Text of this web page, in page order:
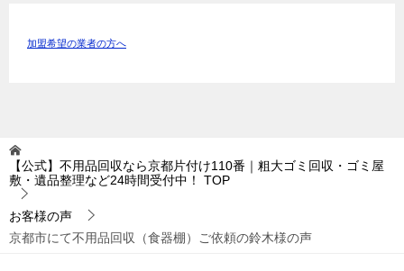
加盟希望の業者の方へ
【公式】不用品回収なら京都片付け110番｜粗大ゴミ回収・ゴミ屋
敷・遺品整理など24時間受付中！
TOP
お客様の声
京都市にて不用品回収（食器棚）ご依頼の鈴木様の声